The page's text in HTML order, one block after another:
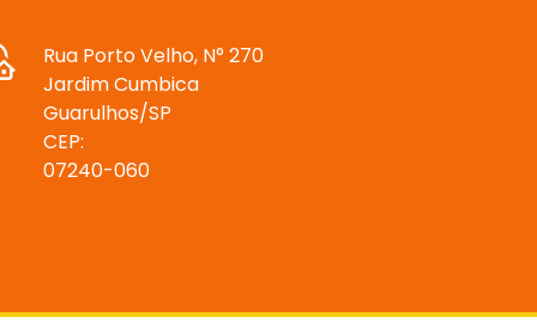
Rua Porto Velho, N° 270
Jardim Cumbica
Guarulhos/SP
CEP:
07240-060